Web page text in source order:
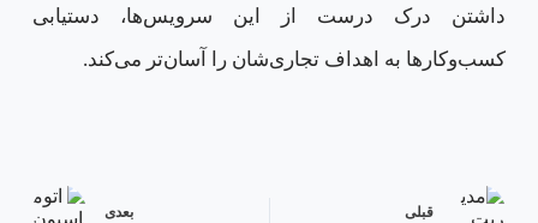
داشتن درک درست از این سرویس‌ها، دستیابی
کسب‌وکارها به اهداف تجاری‌شان را آسان‌تر می‌کند.
قبلی بعدی